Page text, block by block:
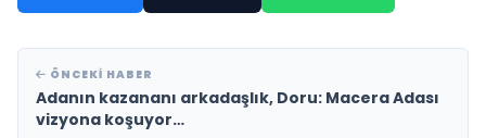
ÖNCEKI HABER
Adanın kazananı arkadaşlık, Doru: Macera Adası
vizyona koşuyor…